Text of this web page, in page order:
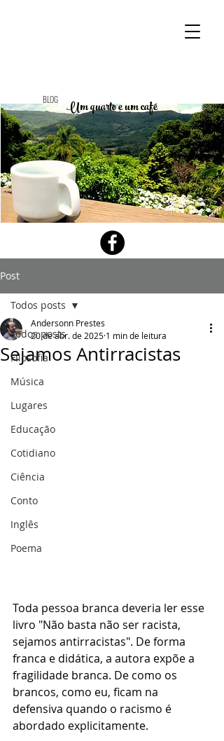
Um quarto e um café
BLOG
Post
Todos posts
Filosofia
Música
Lugares
Educação
Cotidiano
Ciência
Conto
Inglês
Poema
Todos posts
Sejamos Antirracistas
Andersonn Prestes
20 de abr. de 2025 1 min de leitura
Toda pessoa branca deveria ler esse
livro "Não basta não ser racista,
sejamos antirracistas". De forma
franca e didática, a autora expõe a
fragilidade branca. De como os
brancos, como eu, ficam na
defensiva quando o racismo é
abordado explicitamente.